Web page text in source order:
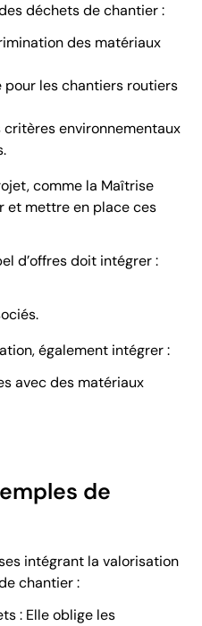
déchets de chantier :
des matériaux
les chantiers routiers
critères environnementaux
comme la Maîtrise
et mettre en place ces
d’offres doit intégrer :
également intégrer :
avec des matériaux
de
intégrant la valorisation
chantier :
: Elle oblige les